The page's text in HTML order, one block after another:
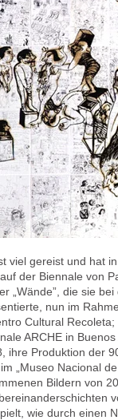
viel gereist und hat
der Biennale von
„Wände”, die sie
nun im
Cultural
ARCHE in
ihre Produktion der
„Museo Nacional
Bildern von
wie durch einen